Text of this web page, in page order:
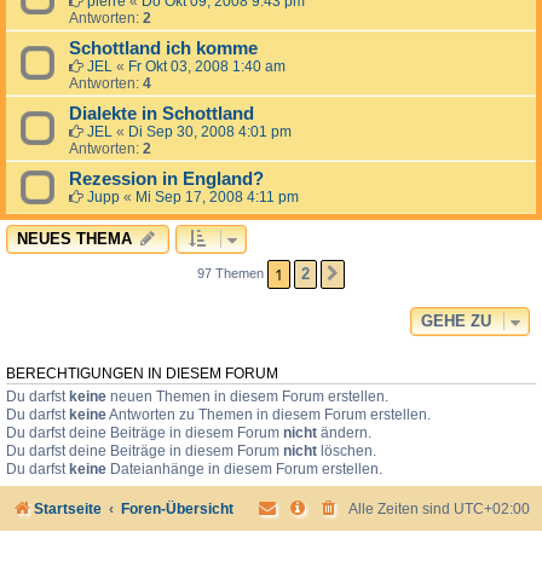
Antworten: 2
Schottland ich komme
JEL « Fr Okt 03, 2008 1:40 am
Antworten: 4
Dialekte in Schottland
JEL « Di Sep 30, 2008 4:01 pm
Antworten: 2
Rezession in England?
Jupp « Mi Sep 17, 2008 4:11 pm
NEUES THEMA
97 Themen 1 2
GEHE ZU
BERECHTIGUNGEN IN DIESEM FORUM
Du darfst keine neuen Themen in diesem Forum erstellen.
Du darfst keineAntworten zu Themen in diesem Forum erstellen.
Du darfst deine Beiträge in diesem Forum nicht ändern.
Du darfst deine Beiträge in diesem Forum nicht löschen.
Du darfst keine Dateianhänge in diesem Forum erstellen.
Startseite Foren-Übersicht Alle Zeiten sind UTC+02:00